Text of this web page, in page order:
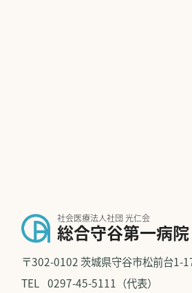
社会医療法人社団 光仁会
総合守谷第一病院
〒302-0102 茨城県守谷市松前台1-
TEL 0297-45-5111（代表）